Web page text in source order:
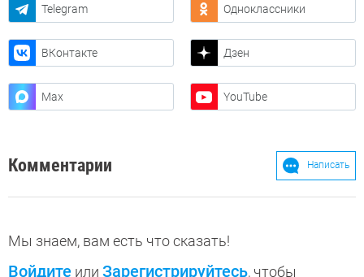
Telegram Одноклассники
ВКонтакте Дзен
Max YouTube
Комментарии Написать
Мы знаем, вам есть что сказать!
Войдите или Зарегистрируйтесь, чтобы